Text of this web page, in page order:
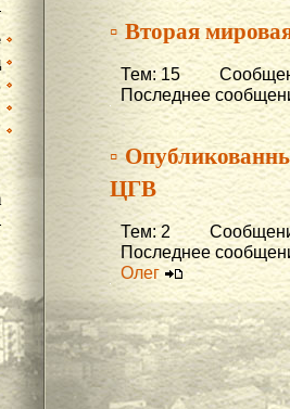
▫ Вторая
Тем: 15
Последнее
▫
ЦГВ
Тем: 2
Последнее
Олег